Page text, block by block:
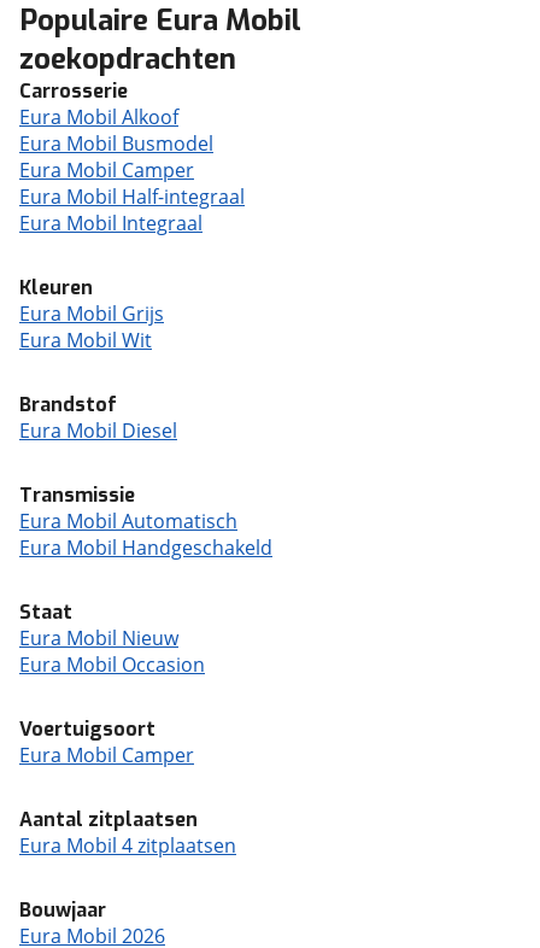
Populaire Eura Mobil
zoekopdrachten
Carrosserie
Eura Mobil Alkoof
Eura Mobil Busmodel
Eura Mobil Camper
Eura Mobil Half-integraal
Eura Mobil Integraal
Kleuren
Eura Mobil Grijs
Eura Mobil Wit
Brandstof
Eura Mobil Diesel
Transmissie
Eura Mobil Automatisch
Eura Mobil Handgeschakeld
Staat
Eura Mobil Nieuw
Eura Mobil Occasion
Voertuigsoort
Eura Mobil Camper
Aantal zitplaatsen
Eura Mobil 4 zitplaatsen
Bouwjaar
Eura Mobil 2026